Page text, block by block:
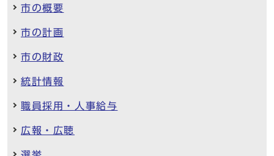
市の概要
市の計画
市の財政
統計情報
職員採用・人事給与
広報・広聴